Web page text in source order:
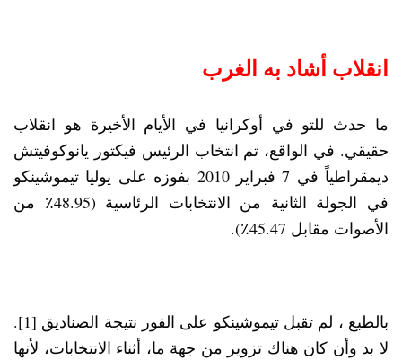
انقلاب أشاد به الغرب
ما حدث للتو في أوكرانيا في الأيام الأخيرة هو انقلاب
حقيقي. في الواقع، تم انتخاب الرئيس فيكتور يانوكوفيتش
ديمقراطياً في 7 فبراير 2010 بفوزه على يوليا تيموشينكو
في الجولة الثانية من الانتخابات الرئاسية (48.95٪ من
الأصوات مقابل 45.47٪).
بالطبع ، لم تقبل تيموشينكو على الفور نتيجة الصناديق [1].
لا بد وأن كان هناك تزوير من جهة ما، أثناء الانتخابات، لأنها